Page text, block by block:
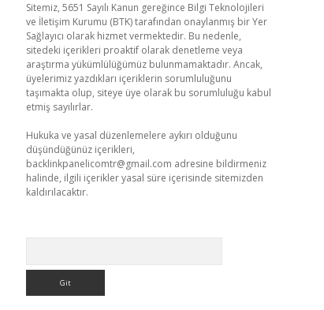
Sitemiz, 5651 Sayılı Kanun gereğince Bilgi Teknolojileri
ve İletişim Kurumu (BTK) tarafından onaylanmış bir Yer
Sağlayıcı olarak hizmet vermektedir. Bu nedenle,
sitedeki içerikleri proaktif olarak denetleme veya
araştırma yükümlülüğümüz bulunmamaktadır. Ancak,
üyelerimiz yazdıkları içeriklerin sorumluluğunu
taşımakta olup, siteye üye olarak bu sorumluluğu kabul
etmiş sayılırlar.
Hukuka ve yasal düzenlemelere aykırı olduğunu
düşündüğünüz içerikleri,
backlinkpanelicomtr@gmail.com adresine bildirmeniz
halinde, ilgili içerikler yasal süre içerisinde sitemizden
kaldırılacaktır.